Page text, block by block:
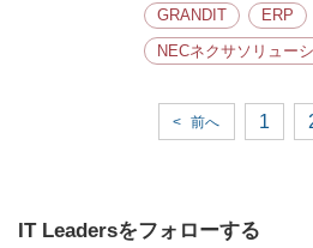
GRANDIT ERP
NECネクサソリュー
< 前へ 1
IT Leadersをフォローする